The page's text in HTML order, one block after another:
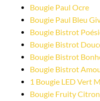
Bougie Paul Ocre
Bougie Paul Bleu
Bougie Bistrot
Bougie Bistrot
Bougie Bistrot
Bougie Bistrot
1 Bougie LED Vert
Bougie Fruity Citron